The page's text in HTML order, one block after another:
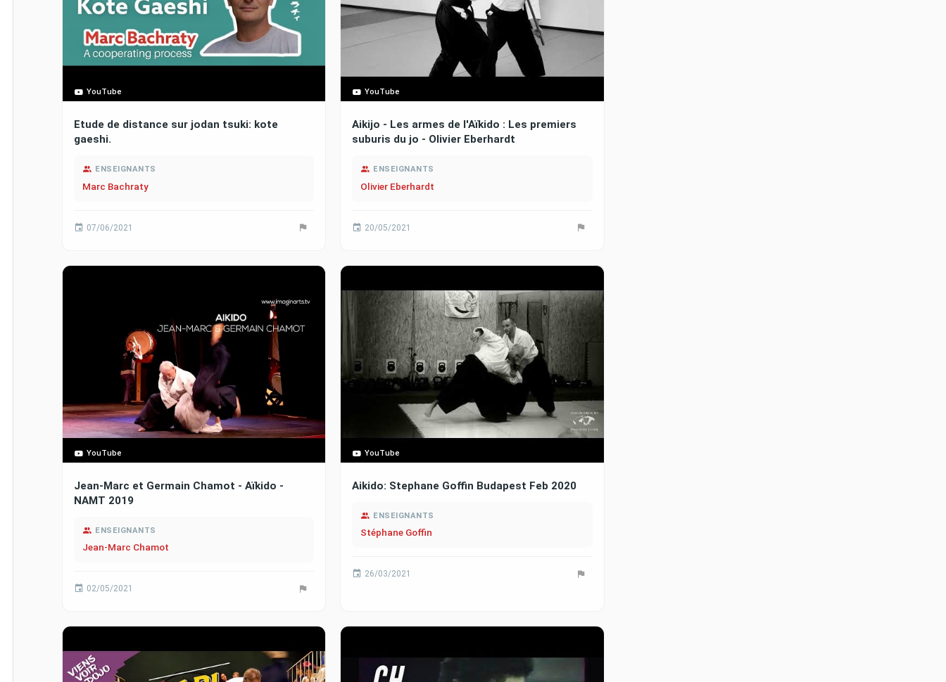
YouTube
Etude de distance sur jodan tsuki: kote
gaeshi.
ENSEIGNANTS
Marc Bachraty
07/06/2021
YouTube
Aikijo - Les armes de l'Aïkido : Les premiers
suburis du jo - Olivier Eberhardt
ENSEIGNANTS
Olivier Eberhardt
20/05/2021
YouTube
Jean-Marc et Germain Chamot - Aïkido -
NAMT 2019
ENSEIGNANTS
Jean-Marc Chamot
02/05/2021
YouTube
Aikido: Stephane Goffin Budapest Feb 2020
ENSEIGNANTS
Stéphane Goffin
26/03/2021